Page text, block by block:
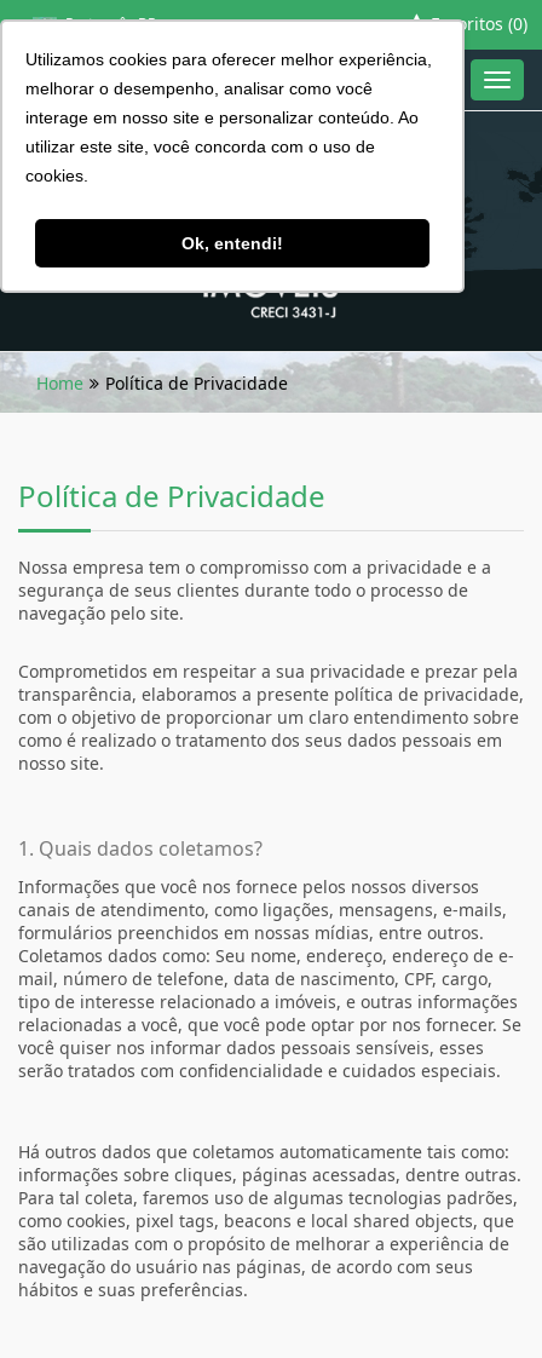
Utilizamos cookies para oferecer melhor experiência,
melhorar o desempenho, analisar como você
interage em nosso site e personalizar conteúdo. Ao
utilizar este site, você concorda com o uso de
cookies.
Ok, entendi!
Português BR Favoritos (0)
Home Política de Privacidade
Política de Privacidade
Nossa empresa tem o compromisso com a privacidade e a
segurança de seus clientes durante todo o processo de
navegação pelo site.
Comprometidos em respeitar a sua privacidade e prezar pela
transparência, elaboramos a presente política de privacidade,
com o objetivo de proporcionar um claro entendimento sobre
como é realizado o tratamento dos seus dados pessoais em
nosso site.
1. Quais dados coletamos?
Informações que você nos fornece pelos nossos diversos
canais de atendimento, como ligações, mensagens, e-mails,
formulários preenchidos em nossas mídias, entre outros.
Coletamos dados como: Seu nome, endereço, endereço de e-
mail, número de telefone, data de nascimento, CPF, cargo,
tipo de interesse relacionado a imóveis, e outras informações
relacionadas a você, que você pode optar por nos fornecer. Se
você quiser nos informar dados pessoais sensíveis, esses
serão tratados com confidencialidade e cuidados especiais.
Há outros dados que coletamos automaticamente tais como:
informações sobre cliques, páginas acessadas, dentre outras.
Para tal coleta, faremos uso de algumas tecnologias padrões,
como cookies, pixel tags, beacons e local shared objects, que
são utilizadas com o propósito de melhorar a experiência de
navegação do usuário nas páginas, de acordo com seus
hábitos e suas preferências.